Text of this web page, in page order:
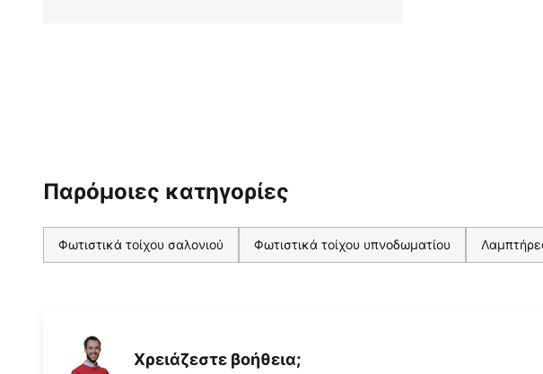
Παρόμοιες κατηγορίες
Φωτιστικά τοίχου σαλονιού Φωτιστικά τοίχου υπνοδωματίου
Χρειάζεστε βοήθεια;